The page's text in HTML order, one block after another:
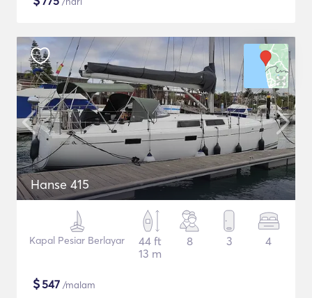
Hanse 415
Kapal Pesiar Berlayar
44 ft
13 m
8 3 4
$547 /malam